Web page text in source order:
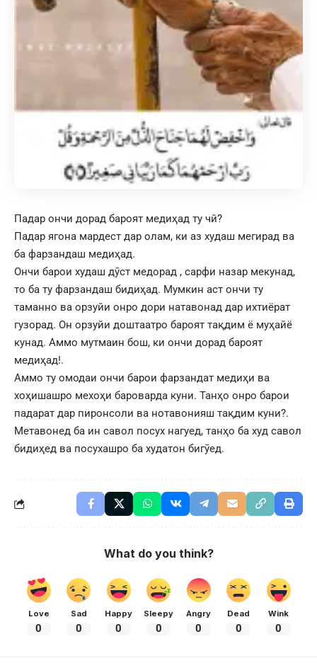
Падар ончи дорад бароят медиҳад ту чӣ?
Падар ягона мардест дар олам, ки аз худаш мегирад ва
ба фарзандаш медиҳад.
Ончи барои худаш дӯст медорад , сарфи назар мекунад,
то ба ту фарзандаш бидиҳад. Мумкин аст ончи ту
таманно ва орзуйи онро дори натавонад дар ихтиёрат
гузорад. Он орзуйи доштаатро бароят тақдим ё муҳайё
кунад. Аммо мутмаин бош, ки ончи дорад бароят
медиҳад!.
Аммо ту омодаи ончи барои фарзандат медиҳи ва
хоҳишашро мехоҳи бароварда куни. Танҳо онро барои
падарат дар пиронсоли ва нотавонияш тақдим куни?.
Метавонед ба ин савол посух нагуед, танҳо ба худ савол
бидиҳед ва посухашро ба худатон бигӯед.
What do you think?
Love
0
Sad
0
Happy
0
Sleepy
0
Angry
0
Dead
0
Wink
0